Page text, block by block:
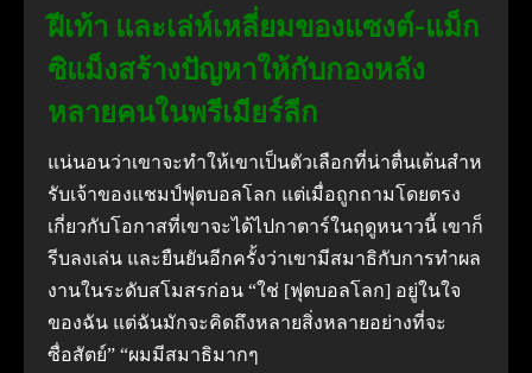
ฝีเท้า และเล่ห์เหลี่ยมของแซงต์-แม็ก
ซิแม็งสร้างปัญหาให้กับกองหลัง
หลายคนในพรีเมียร์ลีก
แน่นอนว่าเขาจะทําให้เขาเป็นตัวเลือกที่น่าตื่นเต้นสําห
รับเจ้าของแชมป์ฟุตบอลโลก แต่เมื่อถูกถามโดยตรง
เกี่ยวกับโอกาสที่เขาจะได้ไปกาตาร์ในฤดูหนาวนี้ เขาก็
รีบลงเล่น และยืนยันอีกครั้งว่าเขามีสมาธิกับการทําผล
งานในระดับสโมสรก่อน “ใช่ [ฟุตบอลโลก] อยู่ในใจ
ของฉัน แต่ฉันมักจะคิดถึงหลายสิ่งหลายอย่างที่จะ
ซื่อสัตย์” “ผมมีสมาธิมากๆ